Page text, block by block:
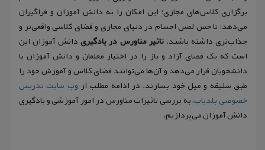
برگزاری کلاس‌های مجازی؛ این امکان را به دانش آموزان و فراگیران
می‌دهد؛ تا حس لمس اجسام در دنیای مجازی و فضای کلاسی واقعی‌تر و
جذاب‌تری داشته باشند.تاثیر متاورس در یادگیری دانش آموزان این
است که یک فضای آزاد و باز را در اختیار معلمان و دانش آموزان یا
دانشجویان قرار می‌دهد و آن‌ها می‌توانند فضای کلاس و آموزش خود را
طبق سلیقه و میل خود بسازند. در ادامه مطلب از وب سایت تدریس
خصوصی بلدیاب، به بررسی تاثیرات متاورس در امور آموزشی و یادگیری
دانش آموزان می‌پردازیم.